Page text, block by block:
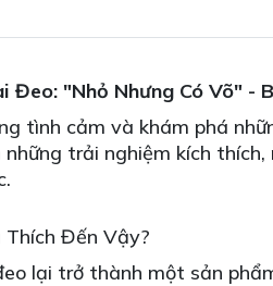
Đeo: "Nhỏ Nhưng Có Võ" -
tình cảm và khám phá
trải nghiệm kích
Thích Đến Vậy?
lại trở thành một sản